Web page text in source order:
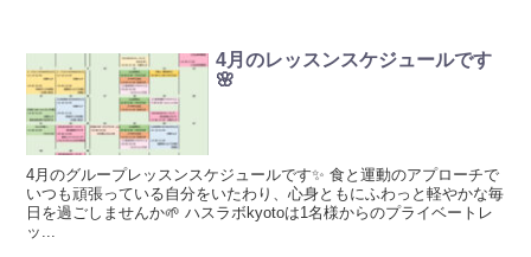
4月のレッスンスケジュールです
🌸
4月のグループレッスンスケジュールです✨ 食と運動のアプローチで
いつも頑張っている自分をいたわり、心身ともにふわっと軽やかな毎
日を過ごしませんか🌱 ハスラボkyotoは1名様からのプライベートレ
ッ...